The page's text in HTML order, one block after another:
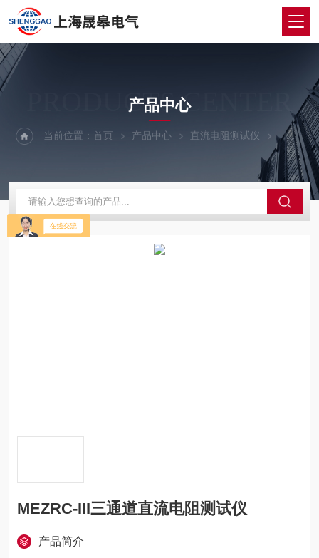
PRODUCTS CENTER
产品中心
当前位置：首页 产品中心 直流电阻测试仪 三通道
MEZRC-III三通道直流电阻测试仪
产品简介